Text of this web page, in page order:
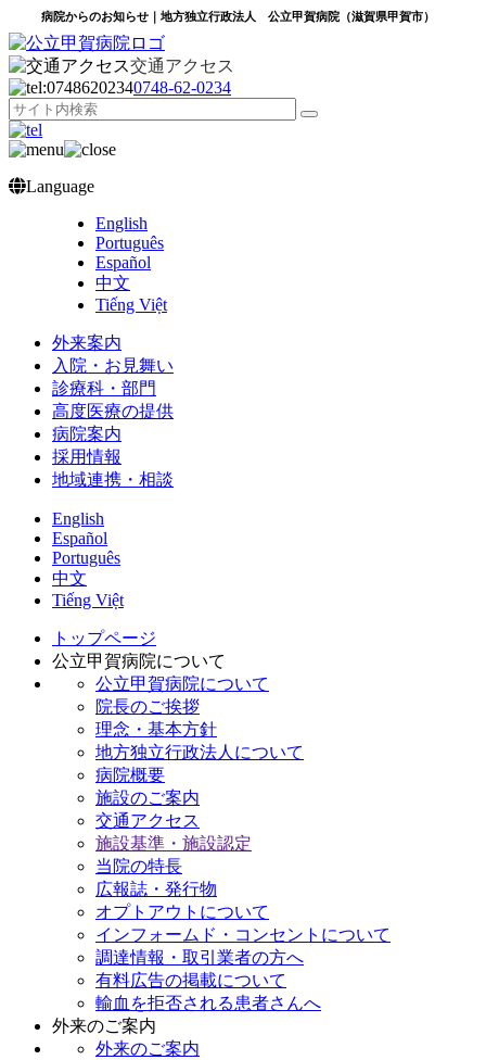
病院からのお知らせ｜地方独立行政法人 公立甲賀病院（滋賀県甲賀市）
交通アクセス
0748‐62‐0234
Language
English
Português
Español
中文
Tiếng Việt
外来案内
入院・お見舞い
診療科・部門
高度医療の提供
病院案内
採用情報
地域連携・相談
English
Español
Português
中文
Tiếng Việt
トップページ
公立甲賀病院について
公立甲賀病院について
院長のご挨拶
理念・基本方針
地方独立行政法人について
病院概要
施設のご案内
交通アクセス
施設基準・施設認定
当院の特長
広報誌・発行物
オプトアウトについて
インフォームド・コンセントについて
調達情報・取引業者の方へ
有料広告の掲載について
輸血を拒否される患者さんへ
外来のご案内
外来のご案内